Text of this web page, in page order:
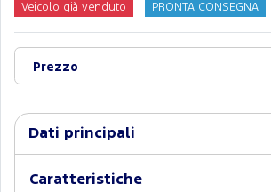
Veicolo già venduto PRONTA CONSEGNA
Prezzo
Dati principali
Caratteristiche